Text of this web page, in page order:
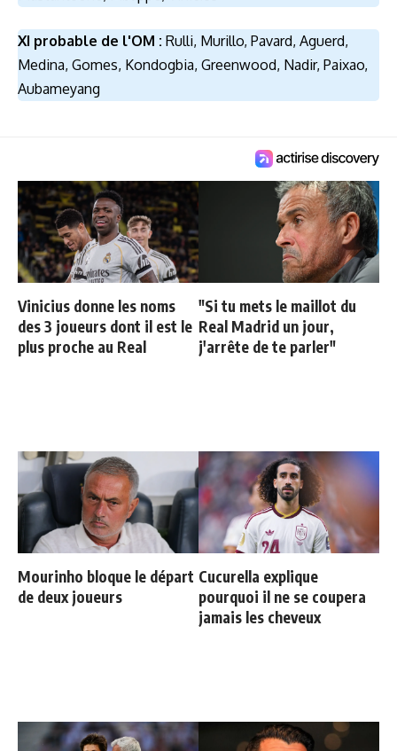
XI probable de l'OM : Rulli, Murillo, Pavard, Aguerd,
Medina, Gomes, Kondogbia, Greenwood, Nadir, Paixao,
Aubameyang
Vinicius donne les noms
des 3 joueurs dont il est le
plus proche au Real
"Si tu mets le maillot du
Real Madrid un jour,
j'arrête de te parler"
Mourinho bloque le départ
de deux joueurs
Cucurella explique
pourquoi il ne se coupera
jamais les cheveux